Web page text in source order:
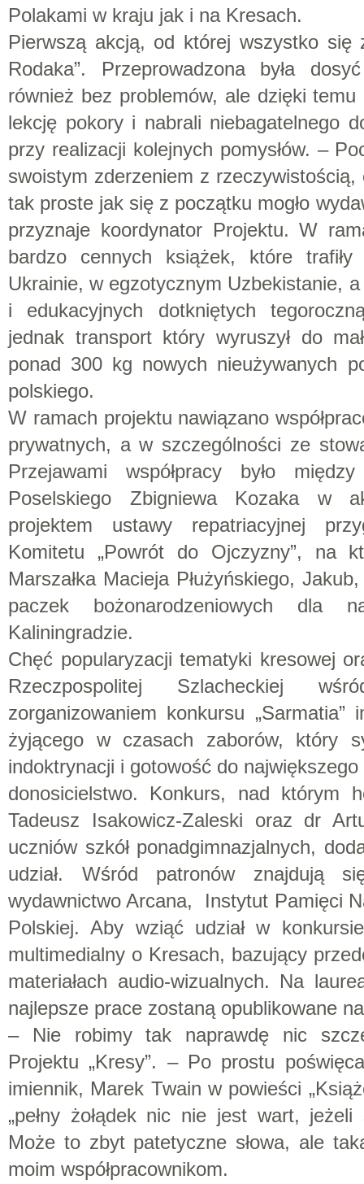
Polakami w kraju jak i na Kresach.
Pierwszą akcją, od której wszystko się
Rodaka”. Przeprowadzona była
również bez problemów, ale dzięki
lekcję pokory i nabrali niebagatelnego
przy realizacji kolejnych pomysłów. –
swoistym zderzeniem z
tak proste jak się z początku mogło
przyznaje koordynator Projektu. W
bardzo cennych książek, które
Ukrainie, w egzotycznym Uzbekistanie,
i edukacyjnych dotkniętych
jednak transport który wyruszył do
ponad 300 kg nowych nieużywanych
polskiego.
W ramach projektu nawiązano
prywatnych, a w szczególności ze
Przejawami współpracy było
Poselskiego Zbigniewa Kozaka w
projektem ustawy repatriacyjnej
Komitetu „Powrót do Ojczyzny”, na
Marszałka Macieja Płużyńskiego,
paczek bożonarodzeniowych dla
Kaliningradzie.
Chęć popularyzacji tematyki kresowej
Rzeczpospolitej Szlacheckiej
zorganizowaniem konkursu
żyjącego w czasach zaborów, który
indoktrynacji i gotowość do
donosicielstwo. Konkurs, nad którym
Tadeusz Isakowicz-Zaleski oraz dr
uczniów szkół ponadgimnazjalnych,
udział. Wśród patronów znajdują
wydawnictwo Arcana, Instytut Pamięci
Polskiej. Aby wziąć udział w
multimedialny o Kresach, bazujący
materiałach audio-wizualnych. Na
najlepsze prace zostaną opublikowane
– Nie robimy tak naprawdę nic
Projektu „Kresy”. – Po prostu
imiennik, Marek Twain w powieści
„pełny żołądek nic nie jest wart,
Może to zbyt patetyczne słowa, ale
moim współpracownikom.